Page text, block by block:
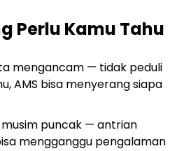
Perlu Kamu Tahu
mengancam — tidak peduli
AMS bisa menyerang siapa
puncak — antrian
mengganggu pengalaman